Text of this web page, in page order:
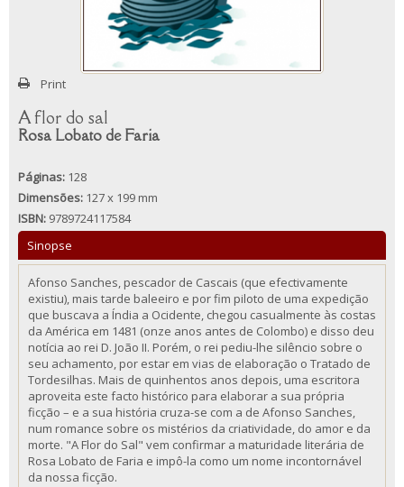
Print
A flor do sal
Rosa Lobato de Faria
Páginas: 128
Dimensões: 127 x 199 mm
ISBN: 9789724117584
Sinopse
Afonso Sanches, pescador de Cascais (que efectivamente
existiu), mais tarde baleeiro e por fim piloto de uma expedição
que buscava a Índia a Ocidente, chegou casualmente às costas
da América em 1481 (onze anos antes de Colombo) e disso deu
notícia ao rei D. João II. Porém, o rei pediu-lhe silêncio sobre o
seu achamento, por estar em vias de elaboração o Tratado de
Tordesilhas. Mais de quinhentos anos depois, uma escritora
aproveita este facto histórico para elaborar a sua própria
ficção – e a sua história cruza-se com a de Afonso Sanches,
num romance sobre os mistérios da criatividade, do amor e da
morte. "A Flor do Sal" vem confirmar a maturidade literária de
Rosa Lobato de Faria e impô-la como um nome incontornável
da nossa ficção.